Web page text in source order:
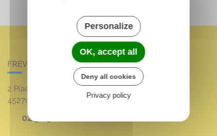
FRÉVILLE-DU-GÂTINAIS
2 Place Louis Croum
45270
Fréville-du-Gâtinais
02 38 90 11 16
Personalize
OK, accept all
Deny all cookies
Privacy policy